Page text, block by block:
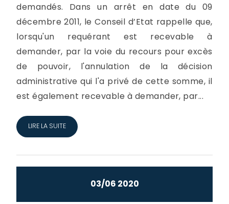
demandés. Dans un arrêt en date du 09
décembre 2011, le Conseil d’Etat rappelle que,
lorsqu'un requérant est recevable à
demander, par la voie du recours pour excès
de pouvoir, l'annulation de la décision
administrative qui l'a privé de cette somme, il
est également recevable à demander, par...
LIRE LA SUITE
03/06 2020